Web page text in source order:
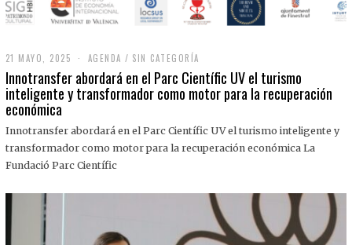
21 MAYO, 2025
M
A
Y
,
0
2
AGENDA / SIN CATEGORÍA
Innotransfer abordará en el Parc Científic UV el turismo
inteligente y transformador como motor para la recuperación
económica
Innotransfer abordará en el Parc Científic UV el turismo inteligente y
transformador como motor para la recuperación económica La
Fundació Parc Científic